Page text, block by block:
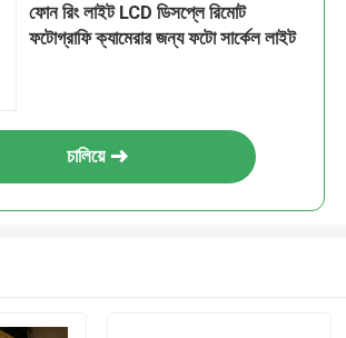
ফোন রিং লাইট LCD ডিসপ্লে রিমোট
ফটোগ্রাফি ক্যামেরার জন্য ফটো সার্কেল লাইট
চালিয়ে